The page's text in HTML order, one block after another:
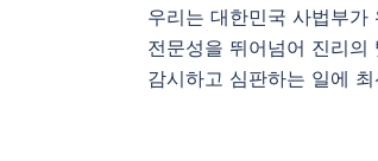
우리는 대한민국 사법부
전문성을 뛰어넘어 진리
감시하고 심판하는 일에